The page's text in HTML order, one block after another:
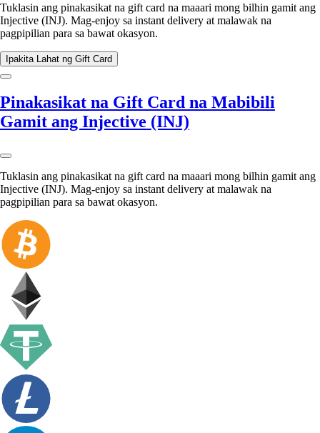
Tuklasin ang pinakasikat na gift card na maaari mong bilhin gamit ang
Injective (INJ). Mag-enjoy sa instant delivery at malawak na
pagpipilian para sa bawat okasyon.
Ipakita Lahat ng Gift Card
Pinakasikat na Gift Card na Mabibili
Gamit ang Injective (INJ)
Tuklasin ang pinakasikat na gift card na maaari mong bilhin gamit ang
Injective (INJ). Mag-enjoy sa instant delivery at malawak na
pagpipilian para sa bawat okasyon.